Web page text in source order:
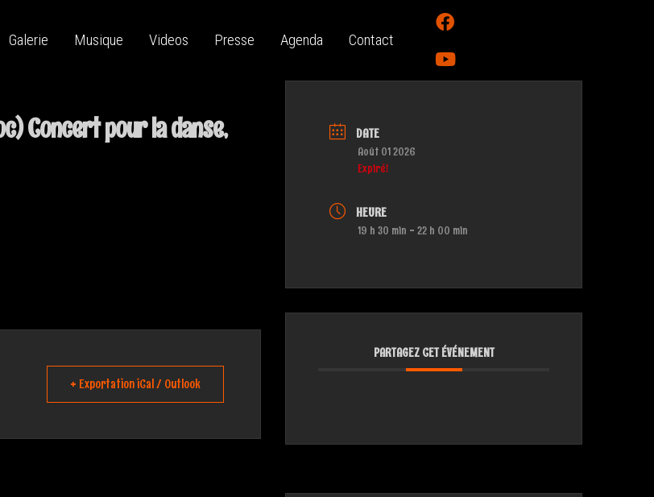
Galerie Musique Videos Presse Agenda Contact
Concert pour la danse,
+ Exportation iCal / Outlook
DATE
Août 01 2026
Expiré!
HEURE
19 h 30 min - 22 h 00 min
PARTAGEZ CET ÉVÉNEMENT